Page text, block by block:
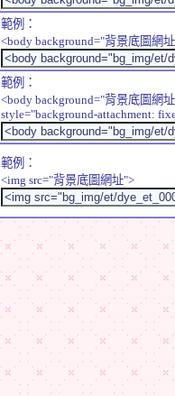
範例：
<body background="背景底圖網
範例：
<body background="背景底圖網
style="background-attachment:
範例：
<img src="背景底圖網址">